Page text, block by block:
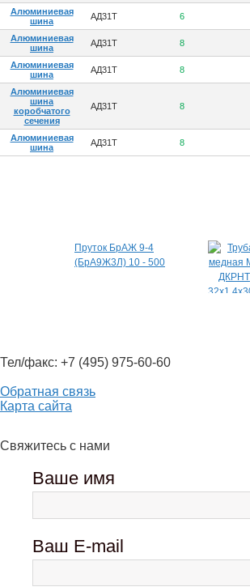
Алюминиевая
шина
АД31Т 6
Алюминиевая
шина
АД31Т 8
Алюминиевая
шина
АД31Т 8
Алюминиевая
шина
коробчатого
сечения
АД31Т 8
Алюминиевая
шина
АД31Т 8
Пруток БрАЖ 9-4
(БрА9Ж3Л) 10 - 500
Тел/факс: +7 (495) 975-60-60
Обратная связь
Карта сайта
Свяжитесь с нами
Ваше имя
Ваш E-mail